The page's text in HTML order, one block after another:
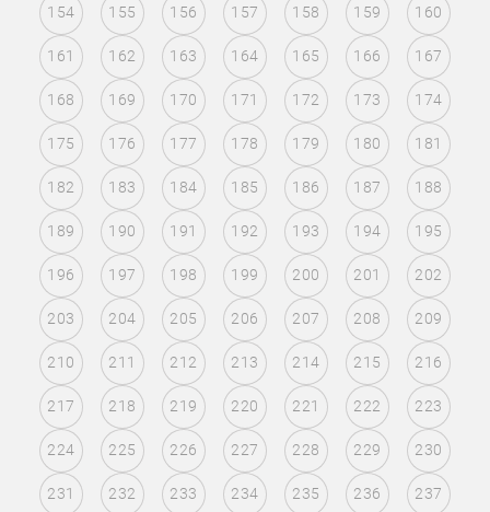
154 155 156 157 158 159 160
161 162 163 164 165 166 167
168 169 170 171 172 173 174
175 176 177 178 179 180 181
182 183 184 185 186 187 188
189 190 191 192 193 194 195
196 197 198 199 200 201 202
203 204 205 206 207 208 209
210 211 212 213 214 215 216
217 218 219 220 221 222 223
224 225 226 227 228 229 230
231 232 233 234 235 236 237